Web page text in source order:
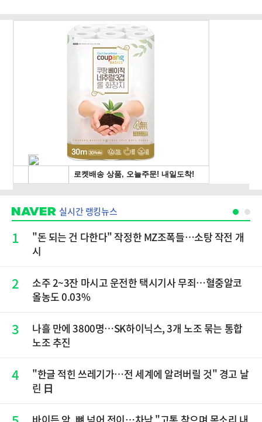
실시간 랭킹뉴스
1
"돈 되는 건 다한다" 작정한 MZ조폭들…소탕 작전 개
시
2
소주 2~3잔 마시고 운전한 택시기사 무죄…혈중알코
올농도 0.03%
3
나흘 만에 3800명…SK하이닉스, 3개 노조 묶는 통합
노조 추진
4
"한글 적힌 쓰레기가…전 세계에 알려버릴 것" 경고 날
린 日